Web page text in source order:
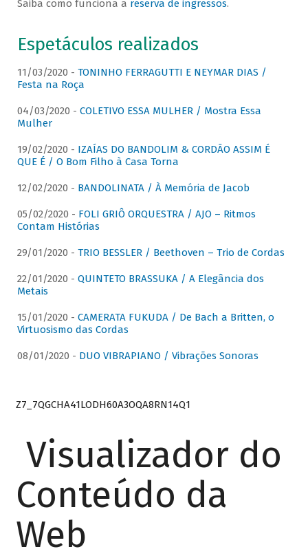
Saiba como funciona a reserva de ingressos.
Espetáculos realizados
11/03/2020 - TONINHO FERRAGUTTI E NEYMAR DIAS /
Festa na Roça
04/03/2020 - COLETIVO ESSA MULHER / Mostra Essa
Mulher
19/02/2020 - IZAÍAS DO BANDOLIM & CORDÃO ASSIM É
QUE É / O Bom Filho à Casa Torna
12/02/2020 - BANDOLINATA / À Memória de Jacob
05/02/2020 - FOLI GRIÔ ORQUESTRA / AJO – Ritmos
Contam Histórias
29/01/2020 - TRIO BESSLER / Beethoven – Trio de Cordas
22/01/2020 - QUINTETO BRASSUKA / A Elegância dos
Metais
15/01/2020 - CAMERATA FUKUDA / De Bach a Britten, o
Virtuosismo das Cordas
08/01/2020 - DUO VIBRAPIANO / Vibrações Sonoras
Z7_7QGCHA41LODH60A3OQA8RN14Q1
Visualizador do
Conteúdo da
Web